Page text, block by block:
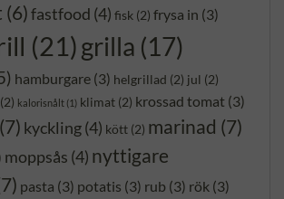
(6)fastfood (4) fisk (2) frysa in (3)
(21)grilla (17)
hamburgare (3) helgrillad (2) jul (2)
(2) kalorisnålt (1) klimat (2) krossad tomat (3)
(7) kyckling(4) kött (2) marinad (7)
moppsås (4) nyttigare
pasta (3) potatis (3) rub (3) rök (3)